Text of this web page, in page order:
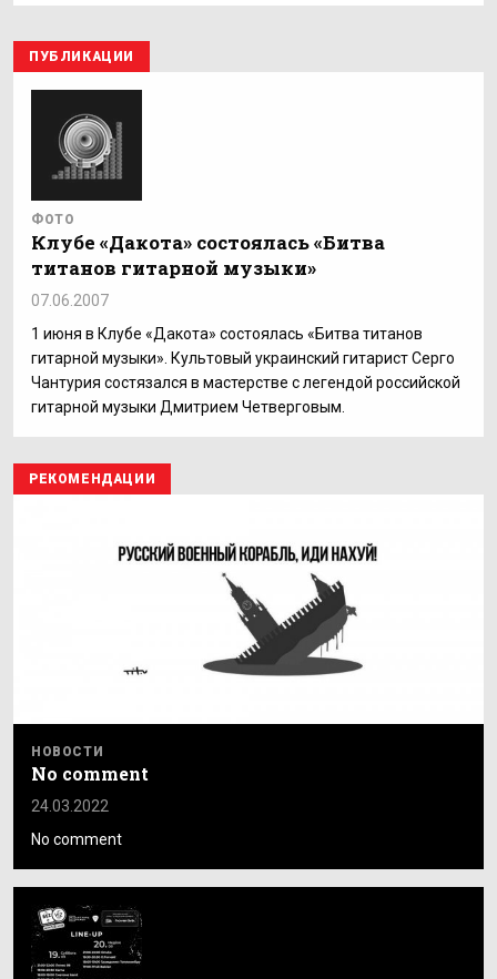
ПУБЛИКАЦИИ
ФОТО
Клубе «Дакота» состоялась «Битва
титанов гитарной музыки»
07.06.2007
1 июня в Клубе «Дакота» состоялась «Битва титанов
гитарной музыки». Культовый украинский гитарист Серго
Чантурия состязался в мастерстве с легендой российской
гитарной музыки Дмитрием Четверговым.
РЕКОМЕНДАЦИИ
НОВОСТИ
No comment
24.03.2022
No comment